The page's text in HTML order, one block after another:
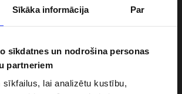
Sīkāka informācija Par
sīkdatnes un nodrošina personas
partneriem
sīkfailus, lai analizētu kustību,